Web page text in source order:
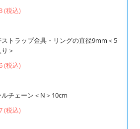
(税込)
トラップ金具・リングの直径9mm＜5
＞
(税込)
チェーン＜N＞10cm
(税込)